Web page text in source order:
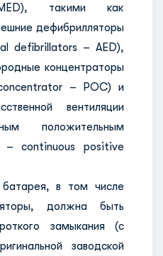
такими как
дефибрилляторы
defibrillators – AED),
концентраторы
– POC) и
вентиляции
положительным
– continuous positive
в том числе
должна быть
замыкания (с
заводской